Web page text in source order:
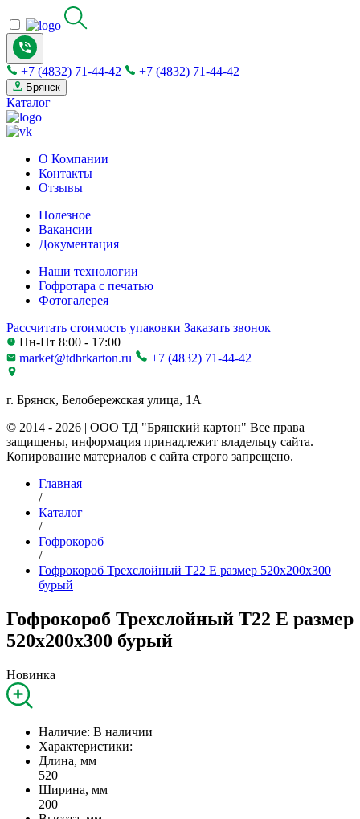
+7 (4832) 71-44-42 +7 (4832) 71-44-42
Брянск
Каталог
О Компании
Контакты
Отзывы
Полезное
Вакансии
Документация
Наши технологии
Гофротара с печатью
Фотогалерея
Рассчитать стоимость упаковки Заказать звонок
Пн-Пт 8:00 - 17:00
market@tdbrkarton.ru
+7 (4832) 71-44-42
г. Брянск, Белобережская улица, 1А
© 2014 - 2026 | ООО ТД "Брянский картон" Все права
защищены, информация принадлежит владельцу сайта.
Копирование материалов с сайта строго запрещено.
Главная
/
Каталог
/
Гофрокороб
/
Гофрокороб Трехслойный Т22 E размер 520x200x300
бурый
Гофрокороб Трехслойный Т22 E размер
520x200x300 бурый
Новинка
Наличие: В наличии
Характеристики:
Длина, мм
520
Ширина, мм
200